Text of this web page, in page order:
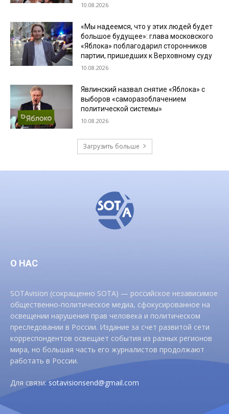
10.08.2026
«Мы надеемся, что у этих людей будет
большое будущее»: глава московского
«Яблока» поблагодарил сторонников
партии, пришедших к Верховному суду
10.08.2026
Явлинский назвал снятие «Яблока» с
выборов «саморазоблачением
политической системы»
10.08.2026
Загрузить больше
О НАС
SOTAvision (сокращенно SOTA) — российское независимое
общественно-политическое медиа, сфокусированное на
освещении нарушения прав человека и политическом
преследовании в России. Издание за счет развитой сети
корреспондентов освещает события из разных регионов
мира, но большая часть его журналистов продолжают
работать в России.
Для связи:sotavisionsend@gmail.com